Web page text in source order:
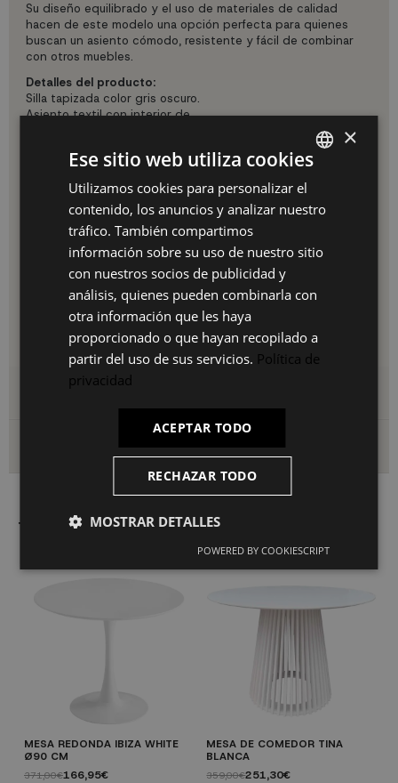
Su diseño equilibrado y el uso de materiales de calidad
hacen de este modelo una opción perfecta para quienes
buscan un asiento cómodo, resistente y fácil de combinar
con otros muebles.
Detalles del producto:
Silla tapizada color gris oscuro.
Asiento textil con interior de
Medidas:
Ancho: 44 cm
Alto: 85 cm
Altura hasta el asiento: 46 cm
Para su correcto mantenimiento, recomendamos limpiar la
superficie con un paño suave ligeramente humedecido y
evitar el uso de productos abrasivos o corrosivos.
Las imágenes, medidas y colores son orientativos y pueden
presentar ligeras variaciones. Cualquier diferencia no
afectará a la calidad ni a la funcionalidad del producto.
Envío y devoluciones
También le puede interesar
MESA REDONDA IBIZA WHITE
Ø90 CM
371,00€166,95€
MESA DE COMEDOR TINA
BLANCA
359,00€251,30€
SPANISH
ES
PT
×
Ese sitio web utiliza cookies
Utilizamos cookies para personalizar el
contenido, los anuncios y analizar nuestro
tráfico. También compartimos
información sobre su uso de nuestro sitio
con nuestros socios de publicidad y
análisis, quienes pueden combinarla con
otra información que les haya
proporcionado o que hayan recopilado a
partir del uso de sus servicios. Política de
privacidad
ACEPTAR TODO
RECHAZAR TODO
MOSTRAR DETALLES
POWERED BY COOKIESCRIPT